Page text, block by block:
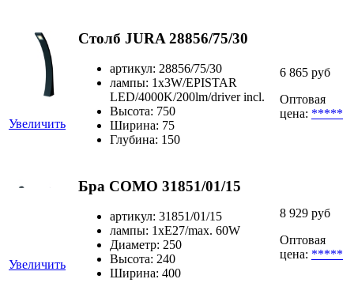
Увеличить
Столб JURA 28856/75/30
артикул: 28856/75/30
лампы: 1x3W/EPISTAR
LED/4000K/200lm/driver incl.
Высота: 750
Ширина: 75
Глубина: 150
6 865 руб
Оптовая
цена: *****
Увеличить
Бра COMO 31851/01/15
артикул: 31851/01/15
лампы: 1xE27/max. 60W
Диаметр: 250
Высота: 240
Ширина: 400
8 929 руб
Оптовая
цена: *****